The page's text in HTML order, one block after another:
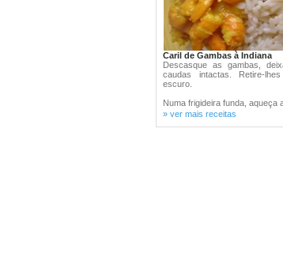
Caril de Gambas à Indiana
Descasque as gambas,
caudas intactas. Retire-
escuro.
Numa frigideira funda, aqueça a
» ver mais receitas